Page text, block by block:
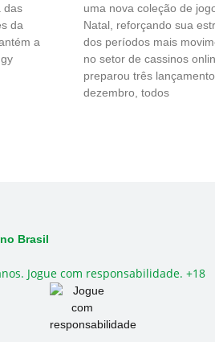
das
da
a
uma nova coleção de
Natal, reforçando sua
dos períodos mais
no setor de cassinos
preparou três
dezembro, todos
Jogue com responsabilidade. +18